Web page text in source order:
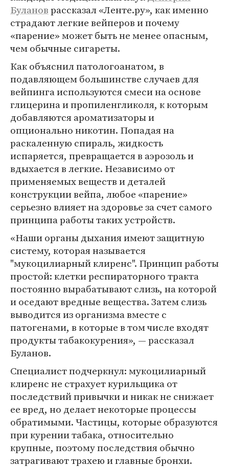
Булановрассказал «Ленте.ру», как именно
страдают легкие вейперов и почему
«парение» может быть не менее опасным,
чем обычные сигареты.
Как объяснил патологоанатом, в
подавляющем большинстве случаев для
вейпинга используются смеси на основе
глицерина и пропиленгликоля, к которым
добавляются ароматизаторы и
опционально никотин. Попадая на
раскаленную спираль, жидкость
испаряется, превращается в аэрозоль и
вдыхается в легкие. Независимо от
применяемых веществ и деталей
конструкции вейпа, любое «парение»
серьезно влияет на здоровье за счет самого
принципа работы таких устройств.
«Наши органы дыхания имеют защитную
систему, которая называется
"мукоцилиарный клиренс". Принцип работы
простой: клетки респираторного тракта
постоянно вырабатывают слизь, на которой
и оседают вредные вещества. Затем слизь
выводится из организма вместе с
патогенами, в которые в том числе входят
продукты табакокурения», — рассказал
Буланов.
Специалист подчеркнул: мукоцилиарный
клиренс не страхует курильщика от
последствий привычки и никак не снижает
ее вред, но делает некоторые процессы
обратимыми. Частицы, которые образуются
при курении табака, относительно
крупные, поэтому последствия обычно
затрагивают трахею и главные бронхи.